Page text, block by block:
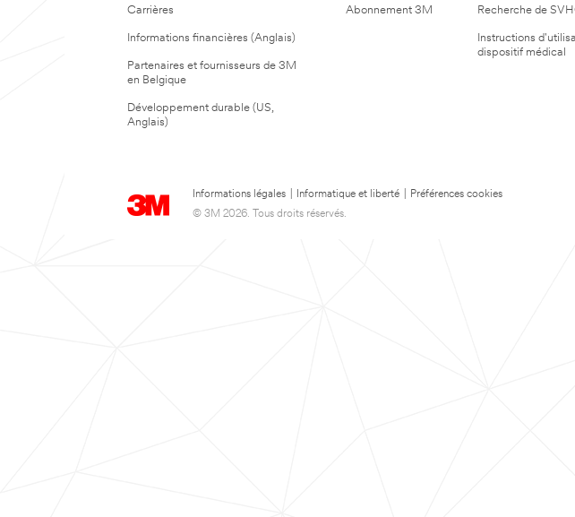
Carrières
Informations financières (Anglais)
Partenaires et fournisseurs de 3M
en Belgique
Développement durable (US,
Anglais)
Abonnement 3M Recherche de
Instructions
dispositif médical
Informations légales Informatique et liberté
Préférences cookies
© 3M 2026. Tous droits réservés.